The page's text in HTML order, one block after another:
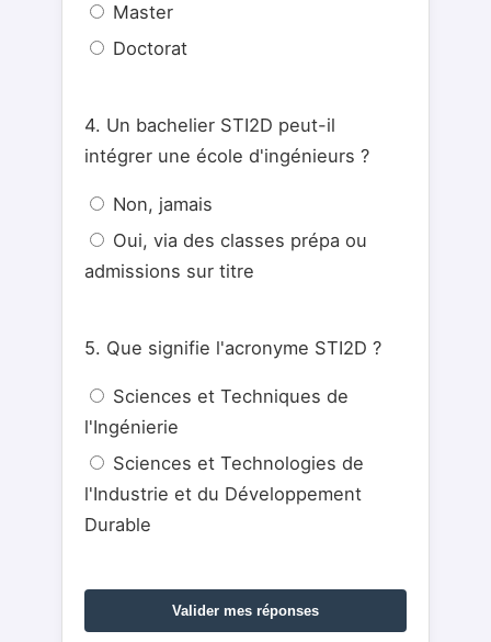
Master
Doctorat
4. Un bachelier STI2D peut-il
intégrer une école d'ingénieurs ?
Non, jamais
Oui, via des classes prépa ou
admissions sur titre
5. Que signifie l'acronyme STI2D ?
Sciences et Techniques de
l'Ingénierie
Sciences et Technologies de
l'Industrie et du Développement
Durable
Valider mes réponses